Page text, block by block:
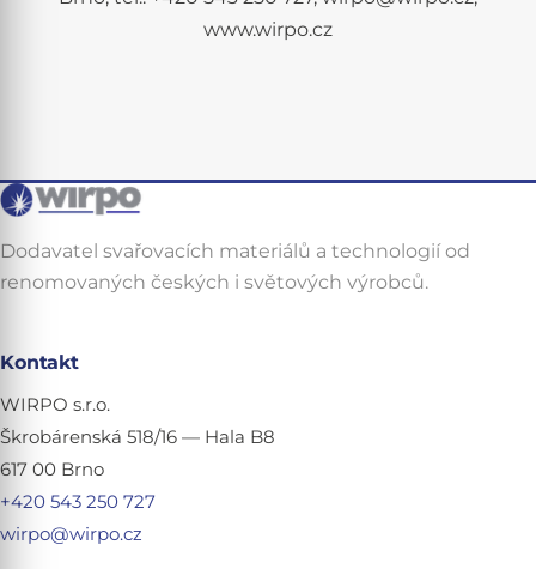
www.wirpo.cz
Dodavatel svařovacích materiálů a technologií od
renomovaných českých i světových výrobců.
Kontakt
WIRPO s.r.o.
Škrobárenská 518/16 — Hala B8
617 00 Brno
+420 543 250 727
wirpo@wirpo.cz